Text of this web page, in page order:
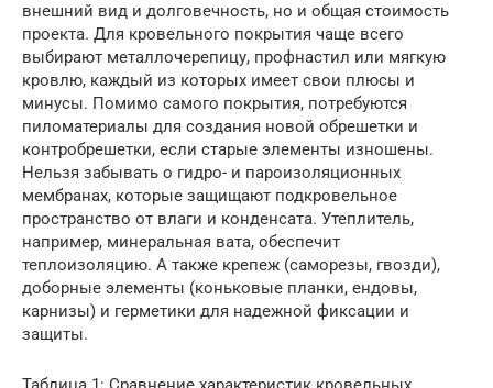
внешний вид и долговечность, но и общая стоимость
проекта. Для кровельного покрытия чаще всего
выбирают металлочерепицу, профнастил или мягкую
кровлю, каждый из которых имеет свои плюсы и
минусы. Помимо самого покрытия, потребуются
пиломатериалы для создания новой обрешетки и
контробрешетки, если старые элементы изношены.
Нельзя забывать о гидро- и пароизоляционных
мембранах, которые защищают подкровельное
пространство от влаги и конденсата. Утеплитель,
например, минеральная вата, обеспечит
теплоизоляцию. А также крепеж (саморезы, гвозди),
доборные элементы (коньковые планки, ендовы,
карнизы) и герметики для надежной фиксации и
защиты.